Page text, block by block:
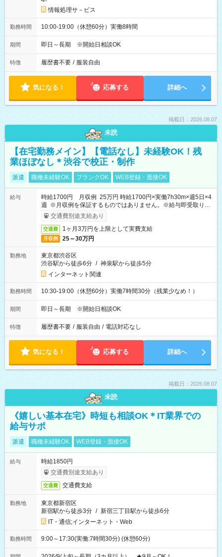
情報処理サ－ビス
勤務時間 10:00-19:00（休憩60分）実働8時間
期間 即日～長期 ※開始日相談OK
特徴 履歴書不要 / 服装自由
気になる！ 応募する 詳細へ
掲載日：2026.08.07
未読
【在宅勤務メイン】【電話なし】未経験OK！残
業ほぼなし＊渋谷で校正・制作
派遣 職種未経験OK ブランクOK WEB登録・面接OK
給与
時給1700円 月収例 25万円 時給1700円×実働7h30m×週5日×4
週 ※月収例を保証するものではありません。※給与即受取りサ
ービス利用可（利用条件有）
交通費別途支給あり
交通費 1ヶ月3万円を上限として実費支給
月収例 25～30万円
勤務地
東京都渋谷区
渋谷駅から徒歩6分 / 神泉駅から徒歩5分
インターネット関連
勤務時間 10:30-19:00（休憩60分）実働7時間30分（残業少なめ！）
期間 即日～長期 ※開始日相談OK
特徴 履歴書不要 / 服装自由 / 電話対応なし
気になる！ 応募する 詳細へ
掲載日：2026.08.07
未読
《嬉しい基本在宅》時短も相談OK＊IT業界での
給与サポ
派遣 職種未経験OK WEB登録・面接OK
給与
時給1850円
交通費別途支給あり
交通費 交通費支給
勤務地
東京都新宿区
新宿駅から徒歩3分 / 新宿三丁目駅から徒歩6分
IT・通信;インターネット・Web
勤務時間 9:00～17:30(実働:7時間30分) (休憩60分)